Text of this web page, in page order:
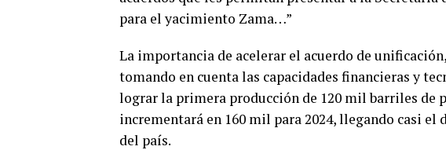
para el yacimiento Zama…”
La importancia de acelerar el acuerdo de
tomando en cuenta las capacidades financieras y
lograr la primera producción de 120 mil barriles de
incrementará en 160 mil para 2024, llegando casi
del país.